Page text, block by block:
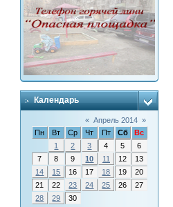
Календарь
« Апрель 2014 »
Пн
Вт Ср Чт Пт Сб
Вс
1
2 3 4 5
6
7
8 9 10 11 12
13
14
15 16 17 18 19
20
21
22 23 24 25 26
27
28
29 30